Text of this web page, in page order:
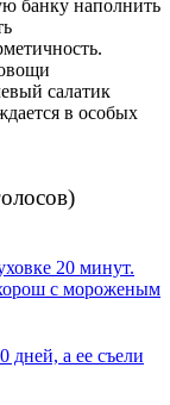
банку наполнить
салатик
в особых
20 минут.
с мороженым
дней, а ее съели